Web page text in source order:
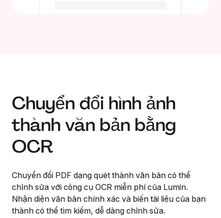
Chuyển đổi hình ảnh
thành văn bản bằng
OCR
Chuyển đổi PDF dạng quét thành văn bản có thể
chỉnh sửa với công cụ OCR miễn phí của Lumin.
Nhận diện văn bản chính xác và biến tài liệu của bạn
thành có thể tìm kiếm, dễ dàng chỉnh sửa.